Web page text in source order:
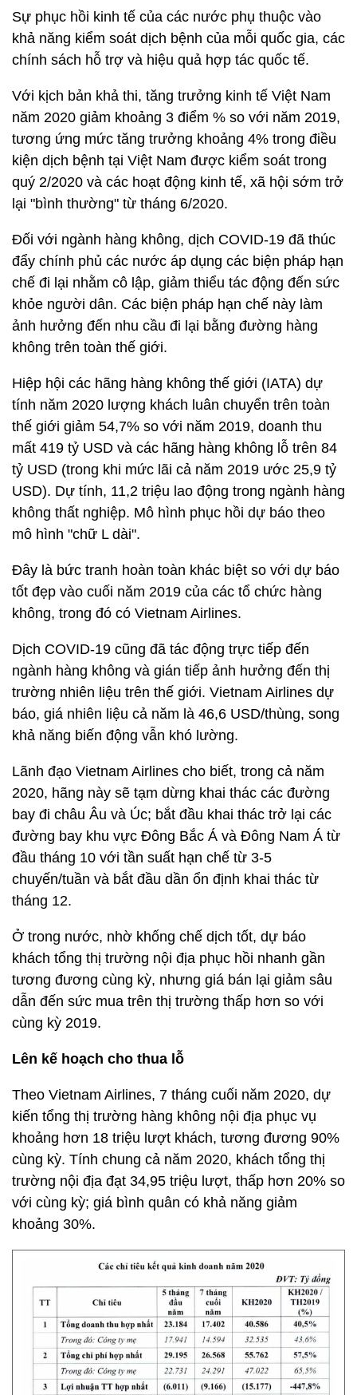
Sự phục hồi kinh tế của các nước phụ thuộc vào
khả năng kiểm soát dịch bệnh của mỗi quốc gia, các
chính sách hỗ trợ và hiệu quả hợp tác quốc tế.
Với kịch bản khả thi, tăng trưởng kinh tế Việt Nam
năm 2020 giảm khoảng 3 điểm % so với năm 2019,
tương ứng mức tăng trưởng khoảng 4% trong điều
kiện dịch bệnh tại Việt Nam được kiểm soát trong
quý 2/2020 và các hoạt động kinh tế, xã hội sớm trở
lại "bình thường" từ tháng 6/2020.
Đối với ngành hàng không, dịch COVID-19 đã thúc
đẩy chính phủ các nước áp dụng các biện pháp hạn
chế đi lại nhằm cô lập, giảm thiểu tác động đến sức
khỏe người dân. Các biện pháp hạn chế này làm
ảnh hưởng đến nhu cầu đi lại bằng đường hàng
không trên toàn thế giới.
Hiệp hội các hãng hàng không thế giới (IATA) dự
tính năm 2020 lượng khách luân chuyển trên toàn
thế giới giảm 54,7% so với năm 2019, doanh thu
mất 419 tỷ USD và các hãng hàng không lỗ trên 84
tỷ USD (trong khi mức lãi cả năm 2019 ước 25,9 tỷ
USD). Dự tính, 11,2 triệu lao động trong ngành hàng
không thất nghiệp. Mô hình phục hồi dự báo theo
mô hình "chữ L dài".
Đây là bức tranh hoàn toàn khác biệt so với dự báo
tốt đẹp vào cuối năm 2019 của các tổ chức hàng
không, trong đó có Vietnam Airlines.
Dịch COVID-19 cũng đã tác động trực tiếp đến
ngành hàng không và gián tiếp ảnh hưởng đến thị
trường nhiên liệu trên thế giới. Vietnam Airlines dự
báo, giá nhiên liệu cả năm là 46,6 USD/thùng, song
khả năng biến động vẫn khó lường.
Lãnh đạo Vietnam Airlines cho biết, trong cả năm
2020, hãng này sẽ tạm dừng khai thác các đường
bay đi châu Âu và Úc; bắt đầu khai thác trở lại các
đường bay khu vực Đông Bắc Á và Đông Nam Á từ
đầu tháng 10 với tần suất hạn chế từ 3-5
chuyến/tuần và bắt đầu dần ổn định khai thác từ
tháng 12.
Ở trong nước, nhờ khống chế dịch tốt, dự báo
khách tổng thị trường nội địa phục hồi nhanh gần
tương đương cùng kỳ, nhưng giá bán lại giảm sâu
dẫn đến sức mua trên thị trường thấp hơn so với
cùng kỳ 2019.
Lên kế hoạch cho thua lỗ
Theo Vietnam Airlines, 7 tháng cuối năm 2020, dự
kiến tổng thị trường hàng không nội địa phục vụ
khoảng hơn 18 triệu lượt khách, tương đương 90%
cùng kỳ. Tính chung cả năm 2020, khách tổng thị
trường nội địa đạt 34,95 triệu lượt, thấp hơn 20% so
với cùng kỳ; giá bình quân có khả năng giảm
khoảng 30%.